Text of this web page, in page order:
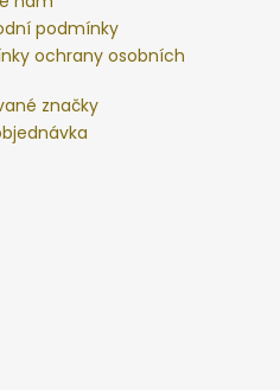
podmínky
ochrany osobních
značky